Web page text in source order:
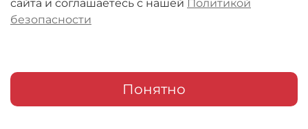
О компании
Мои заказы
сайта и соглашаетесь с нашей Политикой
безопасности
Понятно